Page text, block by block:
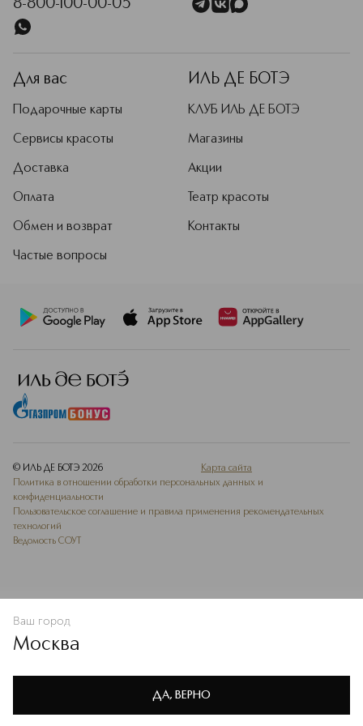
Политике конфиденциальности
В КОРЗИНУ
8-800-100-00-05
Для вас
Подарочные карты
Сервисы красоты
Доставка
Оплата
Обмен и возврат
Частые вопросы
ИЛЬ ДЕ БОТЭ
КЛУБ ИЛЬ ДЕ БОТЭ
Магазины
Акции
Театр красоты
Контакты
© ИЛЬ ДЕ БОТЭ 2026
Карта сайта
Политика в отношении обработки персональных данных и
конфиденциальности
Пользовательское соглашение и правила применения рекомендательных
технологий
Ведомость СОУТ
Ваш город
Москва
ДА, ВЕРНО